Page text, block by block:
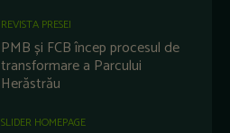
REVISTA PRESEI
PMB și FCB încep procesul de
transformare a Parcului
Herăstrău
SLIDER HOMEPAGE